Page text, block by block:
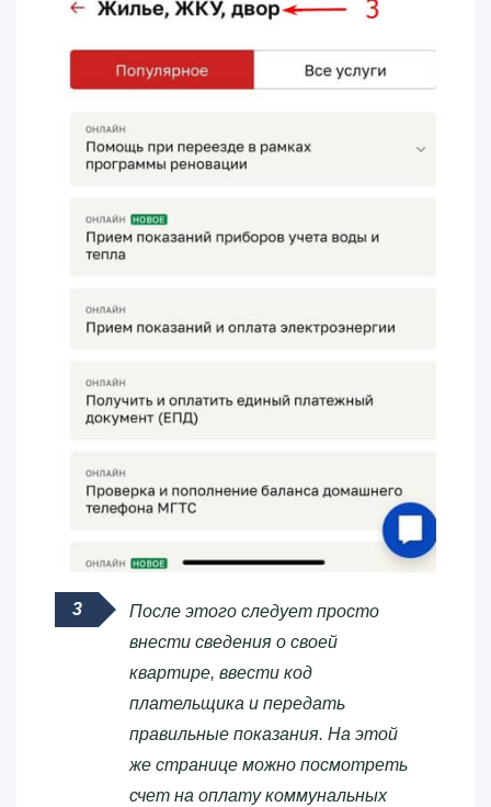
После этого следует просто
внести сведения о своей
квартире, ввести код
плательщика и передать
правильные показания. На этой
же странице можно посмотреть
счет на оплату коммунальных